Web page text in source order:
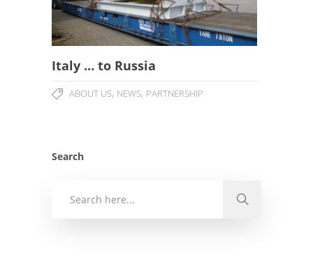
Italy … to Russia
ABOUT US, NEWS, PARTNERSHIP
Search